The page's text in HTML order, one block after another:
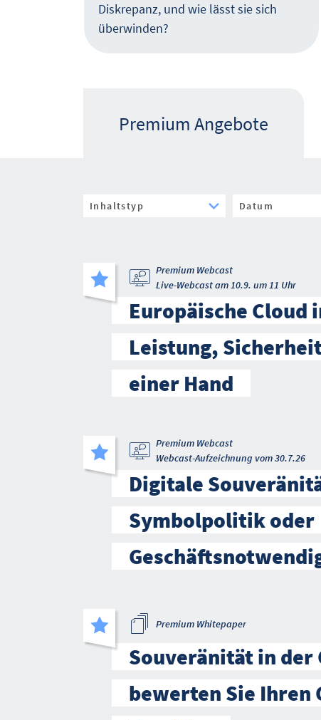
Diskrepanz, und wie lässt sie sich
überwinden?
Premium Angebote
Premium Webcast
Live-Webcast am 10.9. um 11 Uhr
Europäische Cloud
Leistung,
einer Hand
Premium Webcast
Webcast-Aufzeichnung vom 30.7.26
Digitale
Symbolpolitik oder
Premium Whitepaper
Souveränität in der
bewerten Sie Ihren